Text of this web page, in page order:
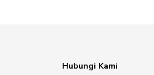
Hubungi Kami